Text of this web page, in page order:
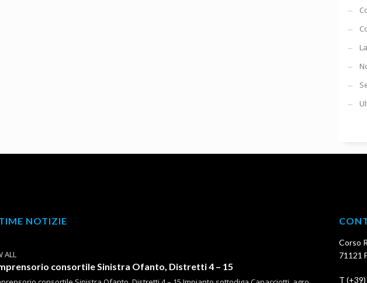
NOTIZIE
ALL
consortile Sinistra Ofanto, Distretti 4 – 15
Corso
71121
T